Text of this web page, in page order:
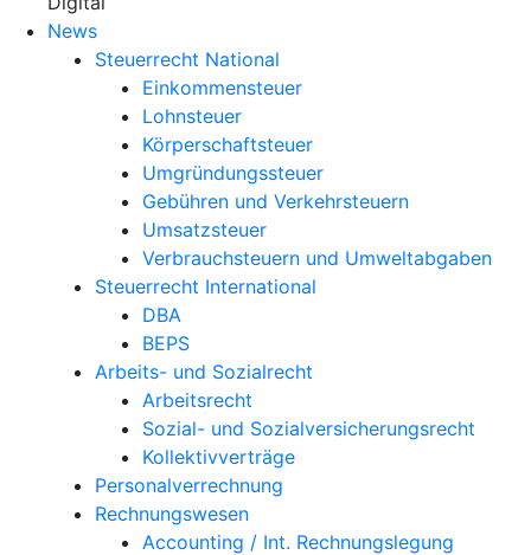
News
Steuerrecht National
Einkommensteuer
Lohnsteuer
Körperschaftsteuer
Umgründungssteuer
Gebühren und Verkehrsteuern
Umsatzsteuer
Verbrauchsteuern und Umweltabgaben
Steuerrecht International
DBA
BEPS
Arbeits- und Sozialrecht
Arbeitsrecht
Sozial- und Sozialversicherungsrecht
Kollektivverträge
Personalverrechnung
Rechnungswesen
Accounting / Int. Rechnungslegung